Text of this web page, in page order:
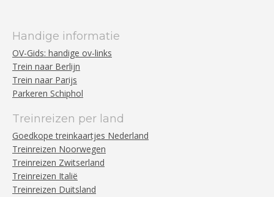
Handige informatie
OV-Gids: handige ov-links
Trein naar Berlijn
Trein naar Parijs
Parkeren Schiphol
Treinreizen per land
Goedkope treinkaartjes Nederland
Treinreizen Noorwegen
Treinreizen Zwitserland
Treinreizen Italië
Treinreizen Duitsland